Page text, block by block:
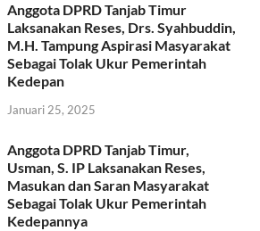
Anggota DPRD Tanjab Timur
Laksanakan Reses, Drs. Syahbuddin,
M.H. Tampung Aspirasi Masyarakat
Sebagai Tolak Ukur Pemerintah
Kedepan
Januari 25, 2025
Anggota DPRD Tanjab Timur,
Usman, S. IP Laksanakan Reses,
Masukan dan Saran Masyarakat
Sebagai Tolak Ukur Pemerintah
Kedepannya